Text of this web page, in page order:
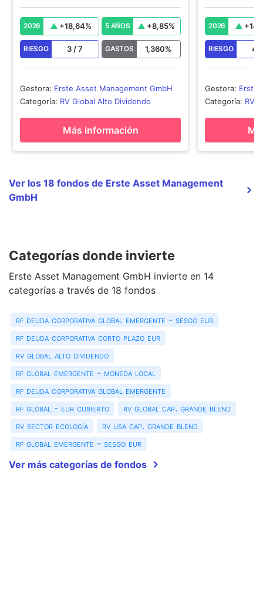
2026 +18,64% 5 AÑOS +8,85%
RIESGO 3 /7 GASTOS 1,360%
Gestora: Erste Asset Management GmbH
Categoría: RV Global Alto Dividendo
Más información
2026 +
RIESGO 4
Gestora: Erste
Categoría: RV
Ver los 18 fondos de Erste Asset Management
GmbH
Categorías donde invierte
Erste Asset Management GmbH invierte en 14
categorías a través de 18 fondos
rf deuda corporativa global emergente - sesgo eur
rf deuda corporativa corto plazo eur
rv global alto dividendo
rf global emergente - moneda local
rf deuda corporativa global emergente
rf global - eur cubierto
rv global cap. grande blend
rv sector ecología
rv usa cap. grande blend
rf global emergente - sesgo eur
Ver más categorías de fondos